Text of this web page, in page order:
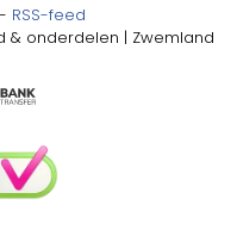
RSS-feed
& onderdelen | Zwemland